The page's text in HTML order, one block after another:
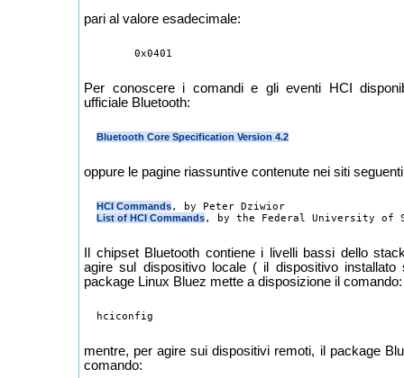
pari al valore esadecimale:
Per conoscere i comandi e gli eventi HCI
ufficiale Bluetooth:
Bluetooth Core Specification Version 4.2
oppure le pagine riassuntive contenute nei siti
HCI Commands, by Peter Dziwior
List of HCI Commands
Il chipset Bluetooth contiene i livelli bassi dello
agire sul dispositivo locale ( il dispositivo
package Linux Bluez mette a disposizione il comando:
mentre, per agire sui dispositivi remoti, il package
comando: